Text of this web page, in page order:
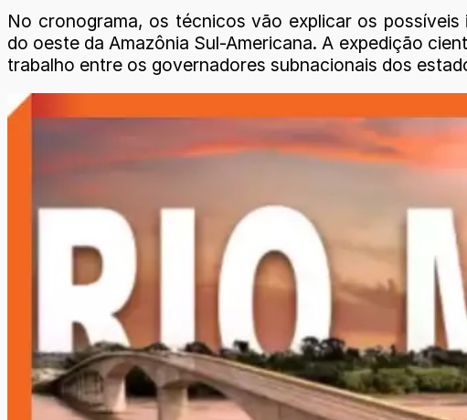
No cronograma, os técnicos vão explicar os
do oeste da Amazônia Sul-Americana. A expedição
trabalho entre os governadores subnacionais dos